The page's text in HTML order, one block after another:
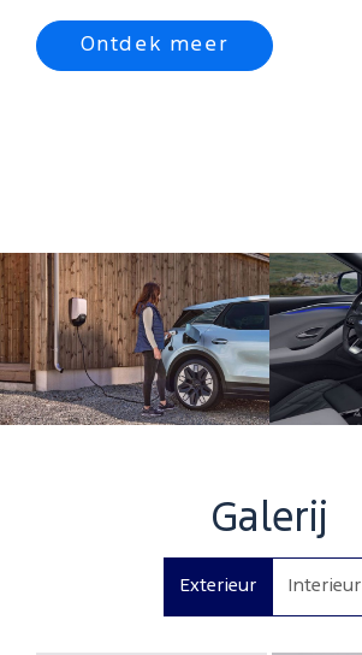
Ontdek meer
Galerij
Exterieur Interieur